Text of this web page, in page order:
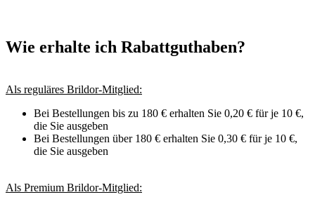
Wie erhalte ich Rabattguthaben?
Als reguläres Brildor-Mitglied:
Bei Bestellungen bis zu 180 € erhalten Sie 0,20 € für je 10 €,
die Sie ausgeben
Bei Bestellungen über 180 € erhalten Sie 0,30 € für je 10 €,
die Sie ausgeben
Als Premium Brildor-Mitglied: